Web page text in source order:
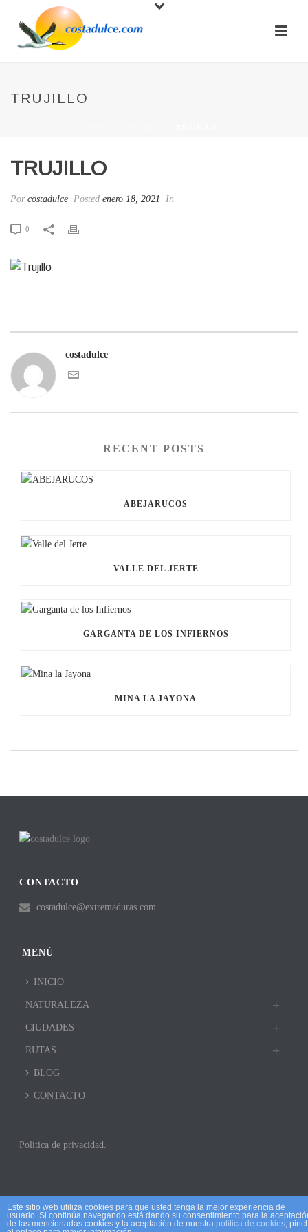
TRUJILLO
TRUJILLO
Por costadulce Posted enero 18, 2021 In
0
costadulce
RECENT POSTS
ABEJARUCOS
VALLE DEL JERTE
GARGANTA DE LOS INFIERNOS
MINA LA JAYONA
CONTACTO
costadulce@extremaduras.com
MENÚ
INICIO
NATURALEZA
CIUDADES
RUTAS
BLOG
CONTACTO
Politica de privacidad.
Este sitio web utiliza cookies para que usted tenga la mejor experiencia de
usuario. Si continúa navegando está dando su consentimiento para la
de las mencionadas cookies y la aceptación de nuestra política de cookies,